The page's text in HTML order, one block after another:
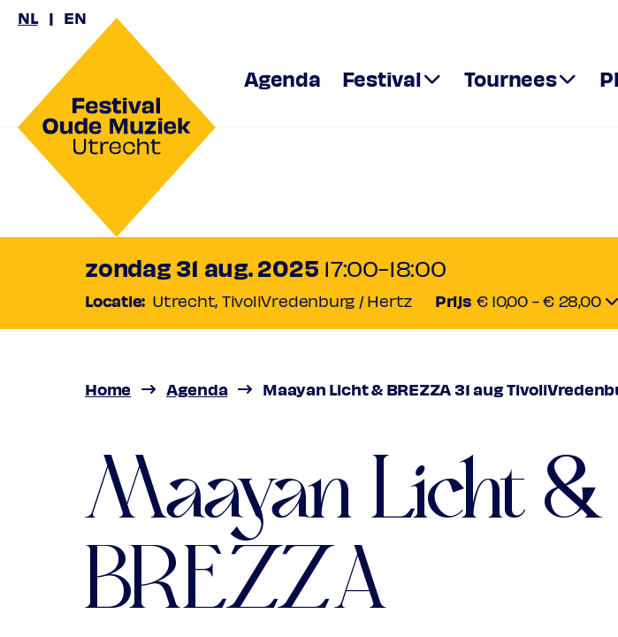
NL EN
Agenda Festival Tournees
Maayan Licht
Händel in beweging
zondag 31 aug. 2025 17:00-18:00
Locatie: Utrecht, TivoliVredenburg / Hertz Prijs € 10,00 - € 28,00
Home Agenda Maayan Licht & BREZZA 31 aug
Maayan Licht &
BREZZA
Ambassador€ 25,00
(excl. transactiekosten)